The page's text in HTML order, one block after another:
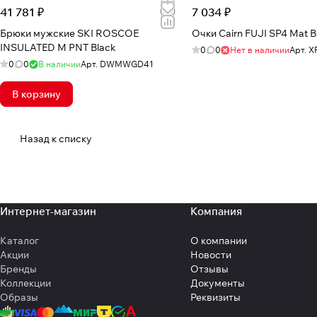
41 781 ₽
Брюки мужские SKI ROSCOE
INSULATED M PNT Black
0 0 В наличииАрт. DWMWGD41
В корзину
7 034 ₽
Очки Cairn FUJI SP4 Mat
0 0 Нет в наличииАрт.
Назад к списку
Интернет-магазин
Каталог
Акции
Бренды
Коллекции
Образы
Компания
О компании
Новости
Отзывы
Документы
Реквизиты